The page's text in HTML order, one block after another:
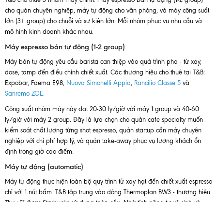
cho quán chuyên nghiệp, máy tự động cho văn phòng, và máy công suất
lớn (3+ group) cho chuỗi và sự kiện lớn. Mỗi nhóm phục vụ nhu cầu và
mô hình kinh doanh khác nhau.
Máy espresso bán tự động (1-2 group)
Máy bán tự động yêu cầu barista can thiệp vào quá trình pha - từ xay,
dose, tamp đến điều chỉnh chiết xuất. Các thương hiệu cho thuê tại T&B:
Expobar, Faema E98, Nuova Simonelli Appia, Rancilio Classe 5 và
Sanremo ZOE.
Công suất nhóm máy này đạt 20-30 ly/giờ với máy 1 group và 40-60
ly/giờ với máy 2 group. Đây là lựa chọn cho quán cafe specialty muốn
kiểm soát chất lượng từng shot espresso, quán startup cần máy chuyên
nghiệp với chi phí hợp lý, và quán take-away phục vụ lượng khách ổn
định trong giờ cao điểm.
Máy tự động (automatic)
Máy tự động thực hiện toàn bộ quy trình từ xay hạt đến chiết xuất espresso
chỉ với 1 nút bấm. T&B tập trung vào dòng Thermoplan BW3 - thương hiệu